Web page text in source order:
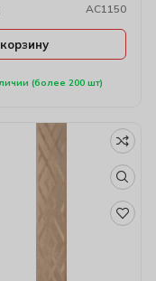
(более 200 шт)
AC1150